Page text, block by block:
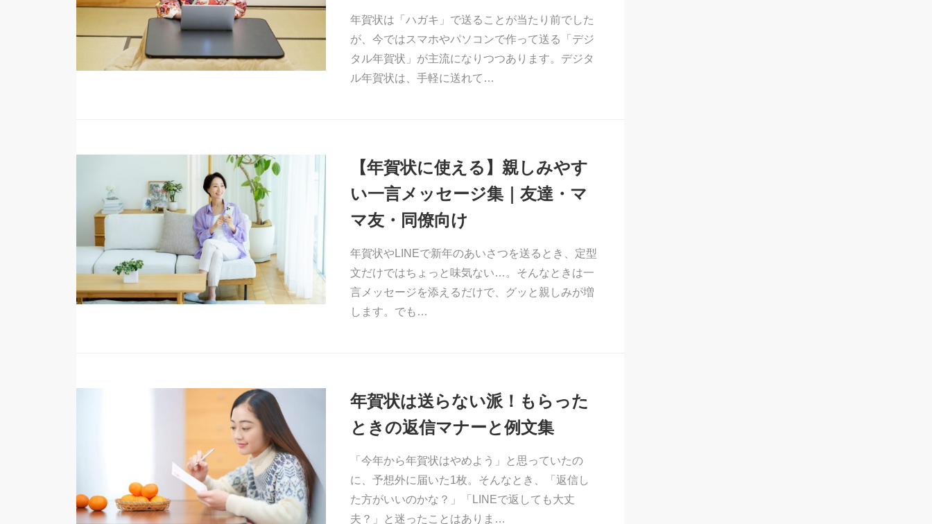
年賀状は「ハガキ」で送ることが当たり前でした
が、今ではスマホやパソコンで作って送る「デジ
タル年賀状」が主流になりつつあります。デジタ
ル年賀状は、手軽に送れて…
【年賀状に使える】親しみやす
い一言メッセージ集｜友達・マ
マ友・同僚向け
年賀状やLINEで新年のあいさつを送るとき、定型
文だけではちょっと味気ない…。そんなときは一
言メッセージを添えるだけで、グッと親しみが増
します。でも…
年賀状は送らない派！もらった
ときの返信マナーと例文集
「今年から年賀状はやめよう」と思っていたの
に、予想外に届いた1枚。そんなとき、「返信し
た方がいいのかな？」「LINEで返しても大丈
夫？」と迷ったことはありま…